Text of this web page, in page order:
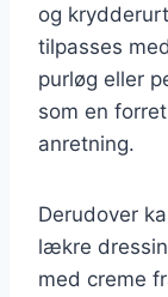
og
tilpasses
purløg eller
som en
anretning.
Derudover
lækre
med creme